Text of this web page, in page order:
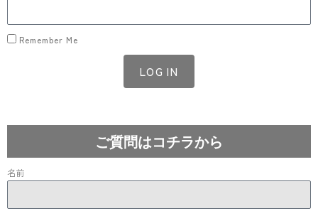
Remember Me
LOG IN
ご質問はコチラから
名前